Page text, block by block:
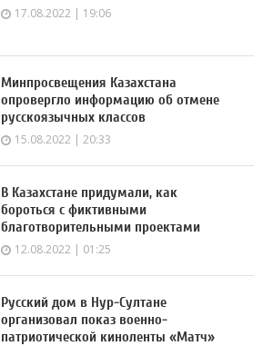
17.08.2022 | 19:06
Минпросвещения Казахстана
опровергло информацию об отмене
русскоязычных классов
15.08.2022 | 20:33
В Казахстане придумали, как
бороться с фиктивными
благотворительными проектами
12.08.2022 | 01:25
Русский дом в Нур-Султане
организовал показ военно-
патриотической киноленты «Матч»